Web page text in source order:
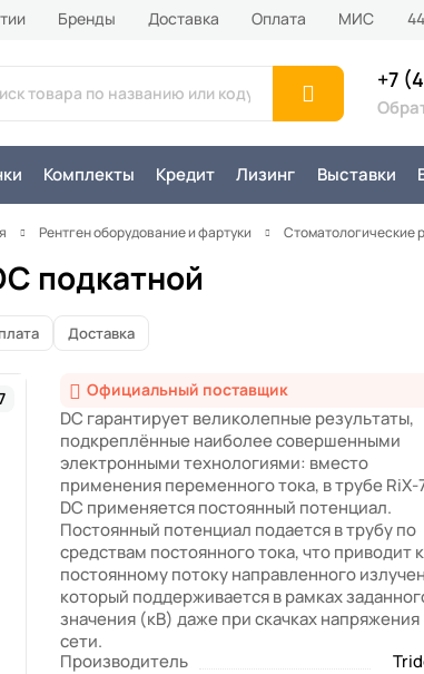
Бренды Доставка Оплата MИС
+7
Комплекты Кредит Лизинг Выставки
Рентген оборудование и фартуки Стоматологические
подкатной
Доставка
Официальный поставщик
DC гарантирует великолепные результаты,
подкреплённые наиболее совершенными
электронными технологиями: вместо
применения переменного тока, в трубе RiX-
DC применяется постоянный потенциал.
Постоянный потенциал подается в трубу по
средствам постоянного тока, что приводит к
постоянному потоку направленного
который поддерживается в рамках
значения (кВ) даже при скачках напряжения
сети.
Производитель